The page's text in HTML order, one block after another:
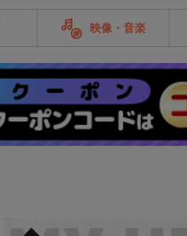
映像・音楽